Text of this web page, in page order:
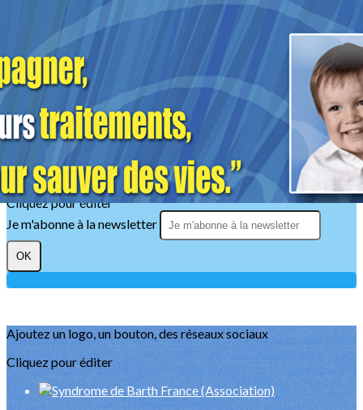
Exporter les lignes sélectionnées
Exporter toutes les colonnes
Exporter uniquement les colonnes affichées
Menu
?>
Images de la page d'accueil
Cliquez pour éditer
Texte, bouton et/ou inscription à la newsletter
Cliquez pour éditer
Je m'abonne à la newsletter
OK
Ajoutez un logo, un bouton, des réseaux sociaux
Cliquez pour éditer